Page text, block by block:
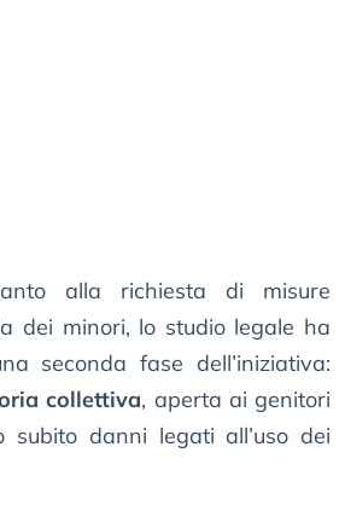
alla richiesta di misure
dei minori, lo studio legale ha
seconda fase dell’iniziativa:
collettiva, aperta ai genitori
danni legati all’uso dei